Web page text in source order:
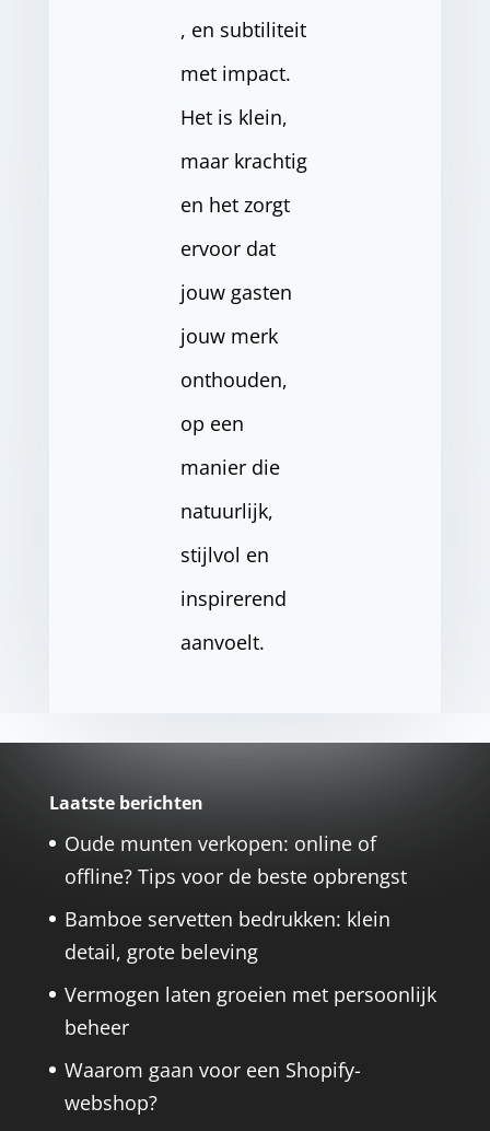
, en subtiliteit
met impact.
Het is klein,
maar krachtig
en het zorgt
ervoor dat
jouw gasten
jouw merk
onthouden,
op een
manier die
natuurlijk,
stijlvol en
inspirerend
aanvoelt.
Laatste berichten
Oude munten verkopen: online of
offline? Tips voor de beste opbrengst
Bamboe servetten bedrukken: klein
detail, grote beleving
Vermogen laten groeien met persoonlijk
beheer
Waarom gaan voor een Shopify-
webshop?